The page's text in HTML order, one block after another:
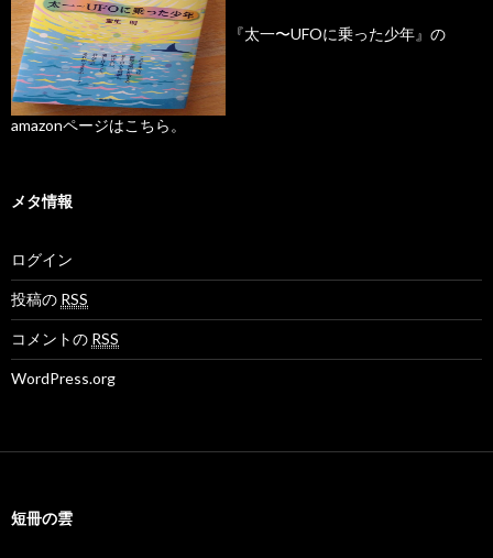
『太一〜UFOに乗った少年』の
amazonページはこちら。
メタ情報
ログイン
投稿の RSS
コメントの RSS
WordPress.org
短冊の雲